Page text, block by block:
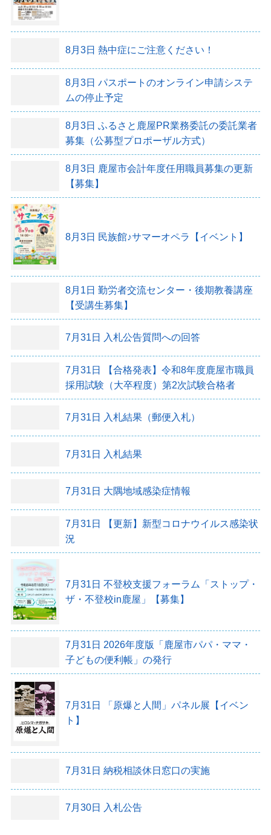
8月3日 熱中症にご注意ください！
8月3日 パスポートのオンライン申請システ
ムの停止予定
8月3日 ふるさと鹿屋PR業務委託の委託業者
募集（公募型プロポーザル方式）
8月3日 鹿屋市会計年度任用職員募集の更新
【募集】
8月3日 民族館♪サマーオペラ【イベント】
8月1日 勤労者交流センター・後期教養講座
【受講生募集】
7月31日 入札公告質問への回答
7月31日
【合格発表】令和8年度鹿屋市職員
採用試験（大卒程度）第2次試験合格者
7月31日 入札結果（郵便入札）
7月31日 入札結果
7月31日 大隅地域感染症情報
7月31日
【更新】新型コロナウイルス感染状
況
7月31日 不登校支援フォーラム「ストップ・
ザ・不登校in鹿屋」【募集】
7月31日 2026年度版「鹿屋市パパ・ママ・
子どもの便利帳」の発行
7月31日
「原爆と人間」パネル展【イベン
ト】
7月31日 納税相談休日窓口の実施
7月30日 入札公告